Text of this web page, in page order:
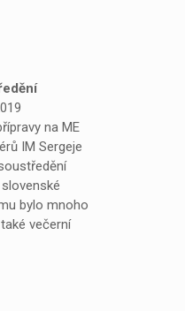
na ME
IM Sergeje
bylo mnoho
večerní